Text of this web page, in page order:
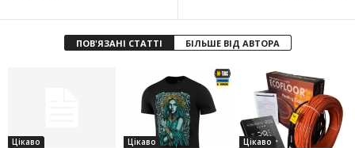
ПОВ'ЯЗАНІ СТАТТІ БІЛЬШЕ ВІД АВТОРА
Цікаво Цікаво Цікаво